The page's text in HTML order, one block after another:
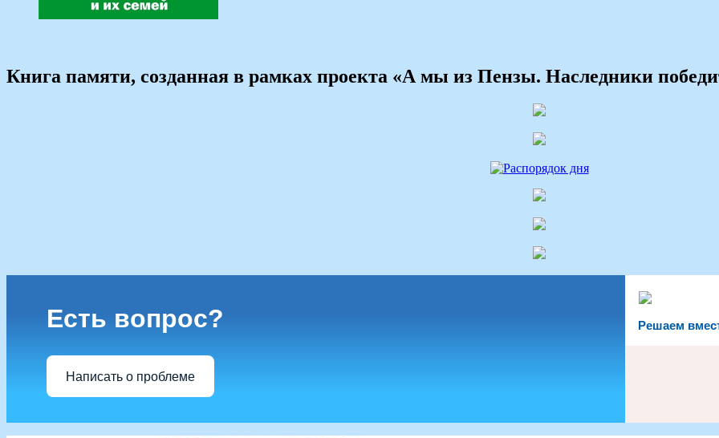
Книга памяти, созданная в рамках проекта «А мы из Пензы. Наследники
Решаем
Есть вопрос?
Написать о проблеме